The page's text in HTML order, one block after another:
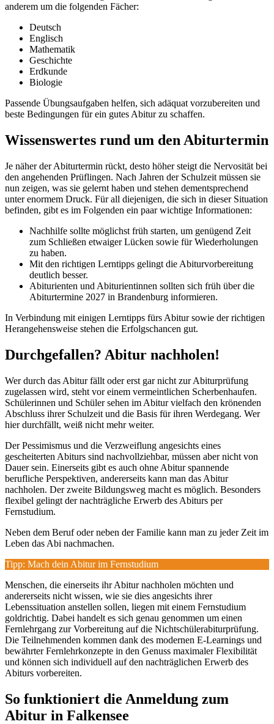
anderem um die folgenden Fächer:
Deutsch
Englisch
Mathematik
Geschichte
Erdkunde
Biologie
Passende Übungsaufgaben helfen, sich adäquat vorzubereiten und
beste Bedingungen für ein gutes Abitur zu schaffen.
Wissenswertes rund um den Abiturtermin
Je näher der Abiturtermin rückt, desto höher steigt die Nervosität bei
den angehenden Prüflingen. Nach Jahren der Schulzeit müssen sie
nun zeigen, was sie gelernt haben und stehen dementsprechend
unter enormem Druck. Für all diejenigen, die sich in dieser Situation
befinden, gibt es im Folgenden ein paar wichtige Informationen:
Nachhilfe sollte möglichst früh starten, um genügend Zeit
zum Schließen etwaiger Lücken sowie für Wiederholungen
zu haben.
Mit den richtigen Lerntipps gelingt die Abiturvorbereitung
deutlich besser.
Abiturienten und Abiturientinnen sollten sich früh über die
Abiturtermine 2027 in Brandenburg informieren.
In Verbindung mit einigen Lerntipps fürs Abitur sowie der richtigen
Herangehensweise stehen die Erfolgschancen gut.
Durchgefallen? Abitur nachholen!
Wer durch das Abitur fällt oder erst gar nicht zur Abiturprüfung
zugelassen wird, steht vor einem vermeintlichen Scherbenhaufen.
Schülerinnen und Schüler sehen im Abitur vielfach den krönenden
Abschluss ihrer Schulzeit und die Basis für ihren Werdegang. Wer
hier durchfällt, weiß nicht mehr weiter.
Der Pessimismus und die Verzweiflung angesichts eines
gescheiterten Abiturs sind nachvollziehbar, müssen aber nicht von
Dauer sein. Einerseits gibt es auch ohne Abitur spannende
berufliche Perspektiven, andererseits kann man das Abitur
nachholen. Der zweite Bildungsweg macht es möglich. Besonders
flexibel gelingt der nachträgliche Erwerb des Abiturs per
Fernstudium.
Neben dem Beruf oder neben der Familie kann man zu jeder Zeit im
Leben das Abi nachmachen.
Tipp: Mach dein Abitur im Fernstudium
Menschen, die einerseits ihr Abitur nachholen möchten und
andererseits nicht wissen, wie sie dies angesichts ihrer
Lebenssituation anstellen sollen, liegen mit einem Fernstudium
goldrichtig. Dabei handelt es sich genau genommen um einen
Fernlehrgang zur Vorbereitung auf die Nichtschülerabiturprüfung.
Die Teilnehmenden kommen dank des modernen E-Learnings und
bewährter Fernlehrkonzepte in den Genuss maximaler Flexibilität
und können sich individuell auf den nachträglichen Erwerb des
Abiturs vorbereiten.
So funktioniert die Anmeldung zum
Abitur in Falkensee